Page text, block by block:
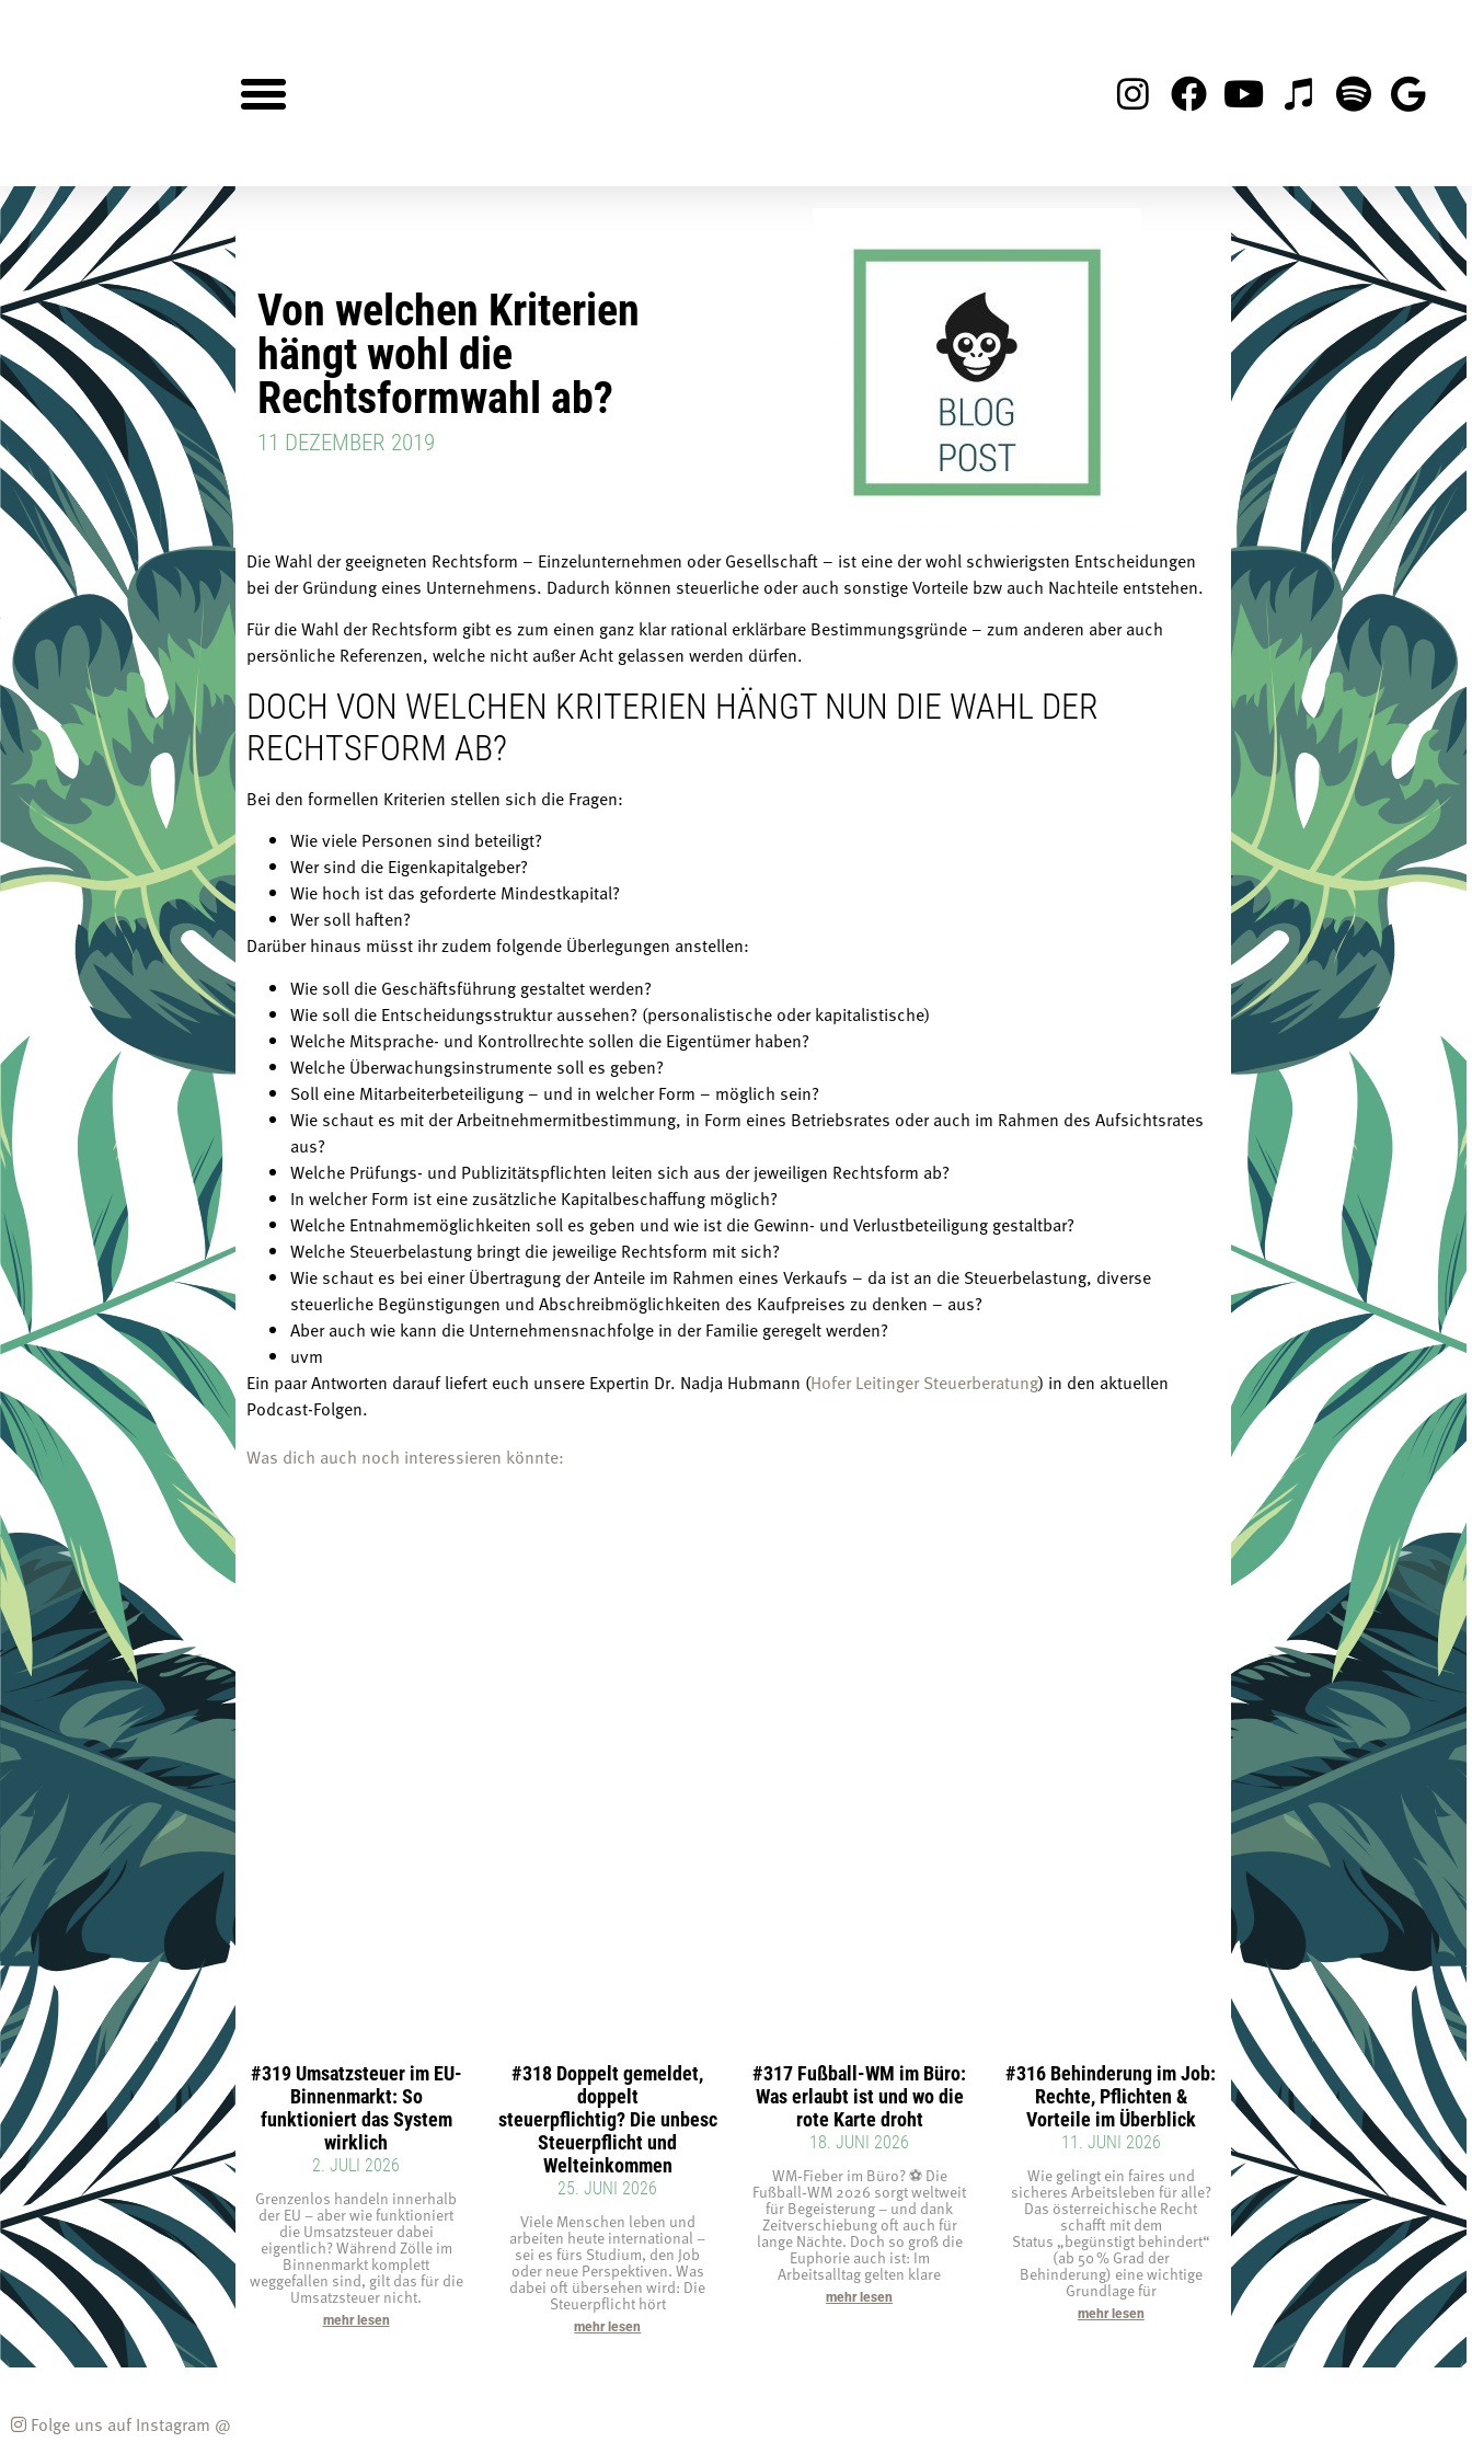
Von welchen Kriterien
hängt wohl die
Rechtsformwahl ab?
11 DEZEMBER 2019
Die Wahl der geeigneten Rechtsform – Einzelunternehmen oder Gesellschaft – ist eine der wohl schwierigsten Entscheidungen
bei der Gründung eines Unternehmens. Dadurch können steuerliche oder auch sonstige Vorteile bzw auch Nachteile entstehen.
Für die Wahl der Rechtsform gibt es zum einen ganz klar rational erklärbare Bestimmungsgründe – zum anderen aber auch
persönliche Referenzen, welche nicht außer Acht gelassen werden dürfen.
DOCH VON WELCHEN KRITERIEN HÄNGT NUN DIE WAHL DER
RECHTSFORM AB?
Bei den formellen Kriterien stellen sich die Fragen:
Wie viele Personen sind beteiligt?
Wer sind die Eigenkapitalgeber?
Wie hoch ist das geforderte Mindestkapital?
Wer soll haften?
Darüber hinaus müsst ihr zudem folgende Überlegungen anstellen:
Wie soll die Geschäftsführung gestaltet werden?
Wie soll die Entscheidungsstruktur aussehen? (personalistische oder kapitalistische)
Welche Mitsprache- und Kontrollrechte sollen die Eigentümer haben?
Welche Überwachungsinstrumente soll es geben?
Soll eine Mitarbeiterbeteiligung – und in welcher Form – möglich sein?
Wie schaut es mit der Arbeitnehmermitbestimmung, in Form eines Betriebsrates oder auch im Rahmen des Aufsichtsrates
aus?
Welche Prüfungs- und Publizitätspflichten leiten sich aus der jeweiligen Rechtsform ab?
In welcher Form ist eine zusätzliche Kapitalbeschaffung möglich?
Welche Entnahmemöglichkeiten soll es geben und wie ist die Gewinn- und Verlustbeteiligung gestaltbar?
Welche Steuerbelastung bringt die jeweilige Rechtsform mit sich?
Wie schaut es bei einer Übertragung der Anteile im Rahmen eines Verkaufs – da ist an die Steuerbelastung, diverse
steuerliche Begünstigungen und Abschreibmöglichkeiten des Kaufpreises zu denken – aus?
Aber auch wie kann die Unternehmensnachfolge in der Familie geregelt werden?
uvm
Ein paar Antworten darauf liefert euch unsere Expertin Dr. Nadja Hubmann (Hofer Leitinger Steuerberatung) in den aktuellen
Podcast-Folgen.
Was dich auch noch interessieren könnte:
#319 Umsatzsteuer im EU-
Binnenmarkt: So
funktioniert das System
wirklich
2. JULI 2026
Grenzenlos handeln innerhalb
der EU – aber wie funktioniert
die Umsatzsteuer dabei
eigentlich? Während Zölle im
Binnenmarkt komplett
weggefallen sind, gilt das für die
Umsatzsteuer nicht.
mehr lesen
#318 Doppelt gemeldet,
doppelt
steuerpflichtig? Die unbeschränkte
Steuerpflicht und
Welteinkommen
25. JUNI 2026
Viele Menschen leben und
arbeiten heute international –
sei es fürs Studium, den Job
oder neue Perspektiven. Was
dabei oft übersehen wird: Die
Steuerpflicht hört
mehr lesen
#317 Fußball-WM im Büro:
Was erlaubt ist und wo die
rote Karte droht
18. JUNI 2026
WM‑Fieber im Büro? ⚽ Die
Fußball‑WM 2026 sorgt weltweit
für Begeisterung – und dank
Zeitverschiebung oft auch für
lange Nächte. Doch so groß die
Euphorie auch ist: Im
Arbeitsalltag gelten klare
mehr lesen
#316 Behinderung im Job:
Rechte, Pflichten &
Vorteile im Überblick
11. JUNI 2026
Wie gelingt ein faires und
sicheres Arbeitsleben für alle?
Das österreichische Recht
schafft mit dem
Status „begünstigt behindert“
(ab 50 % Grad der
Behinderung) eine wichtige
Grundlage für
mehr lesen
Folge uns auf Instagram @